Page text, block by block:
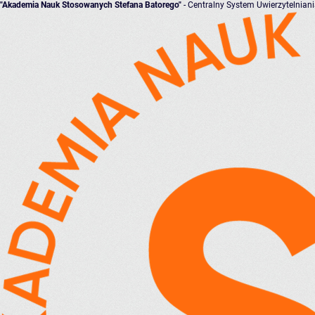
"Akademia Nauk Stosowanych Stefana Batorego" - Centralny System